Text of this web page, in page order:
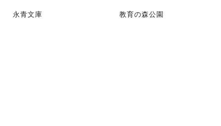
永青文庫 教育の森公園